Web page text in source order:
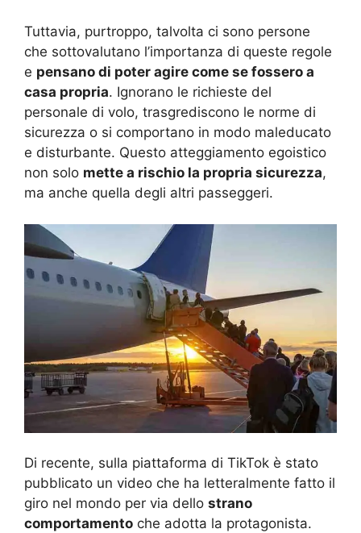
Tuttavia, purtroppo, talvolta ci sono persone
che sottovalutano l’importanza di queste regole
e pensano di poter agire come se fossero a
casa propria. Ignorano le richieste del
personale di volo, trasgrediscono le norme di
sicurezza o si comportano in modo maleducato
e disturbante. Questo atteggiamento egoistico
non solo mette a rischio la propria sicurezza,
ma anche quella degli altri passeggeri.
Di recente, sulla piattaforma di TikTok è stato
pubblicato un video che ha letteralmente fatto il
giro nel mondo per via dello strano
comportamento che adotta la protagonista.